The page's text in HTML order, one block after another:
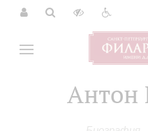
Антон